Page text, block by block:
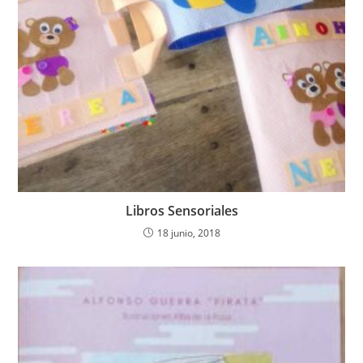
Libros Sensoriales
18 junio, 2018